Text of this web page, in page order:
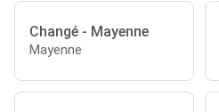
Changé - Mayenne
Mayenne